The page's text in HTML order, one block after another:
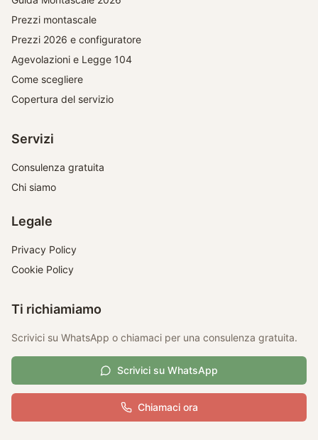
Prezzi montascale
Prezzi 2026 e configuratore
Agevolazioni e Legge 104
Come scegliere
Copertura del servizio
Servizi
Consulenza gratuita
Chi siamo
Legale
Privacy Policy
Cookie Policy
Ti richiamiamo
Scrivici su WhatsApp o chiamaci per una consulenza gratuita.
Scrivici su WhatsApp
Chiamaci ora